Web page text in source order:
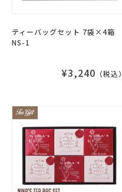
ティーバッグセット 7袋×4箱
NS-1
¥3,240 （税込）